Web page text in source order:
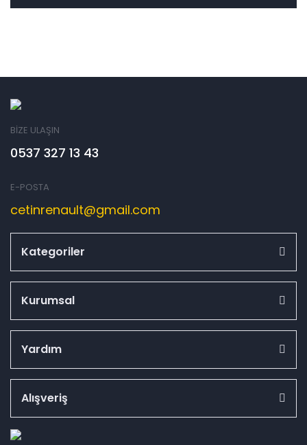
BİZE ULAŞIN
0537 327 13 43
E-POSTA
cetinrenault@gmail.com
Kategoriler
Kurumsal
Yardım
Alışveriş